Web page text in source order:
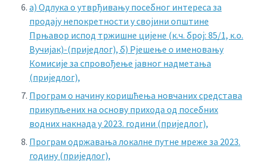
а) Одлука о утврђивању посебног интереса за
продају непокретности у својини општине
Прњавор испод тржишне цијене (к.ч. број: 85/1, к.о.
Вучијак)-(приједлог), б) Рјешење о именовању
Комисије за спровођење јавног надметања
(приједлог),
Програм о начину коришћења новчаних средстава
прикупљених на основу прихода од посебних
водних накнада у 2023. години (приједлог),
Програм одржавања локалне путне мреже за 2023.
годину (приједлог),